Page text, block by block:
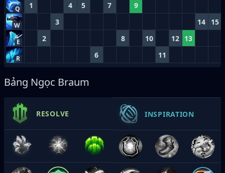
Q 1 4 5 7 9
W 3 14 15
E 2 8 10 12 13
R 6 11
Bảng Ngọc Braum
RESOLVE INSPIRATION